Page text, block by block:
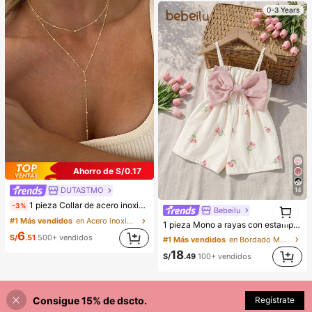
Ahorro de S/0.17
DUTASTMO
-3% 1 pieza Collar de acero inoxidable de doble capa, collar largo con colgante, cadena en forma de Y con colgante de cuenta redonda, uso diario para mujeres, minimalista
#1 Más vendidos
en Acero inoxidable Collares De Mujer
S/6.51 500+ vendidos
0-3 Years
14
Bebeilu
1 pieza Mono a rayas con estampado integral y lazo, lindo y sencillo para bebé niña. Adecuado para fiestas de cumpleaños, fiestas de noche, actuaciones, bodas, bautizos, ceremonias de apertura, uso diario, escuela, salidas y temporada de otoño/invierno. Ropa de verano para bebé niña, mono para bebé niña, estilo vintage para bebé niña, mono de verano para bebé niña, conjunto de vacaciones para bebé niña
#1 Más vendidos
en Bordado Monos para niñas
S/18.49 100+ vendidos
Consigue 15% de dscto. Regístrate